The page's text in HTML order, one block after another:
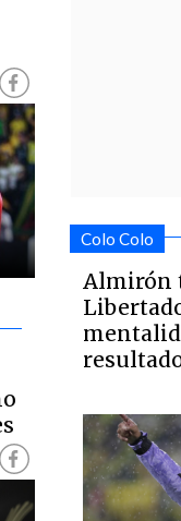
Colo Colo
Almirón